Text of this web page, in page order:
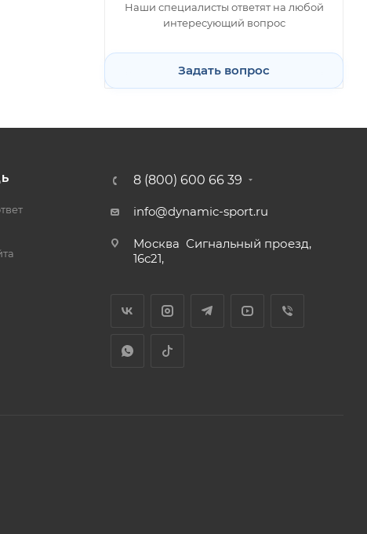
Наши специалисты ответят на любой
интересующий вопрос
Задать вопрос
8 (800) 600 66 39
info@dynamic-sport.ru
Москва Сигнальный проезд,
16с21,